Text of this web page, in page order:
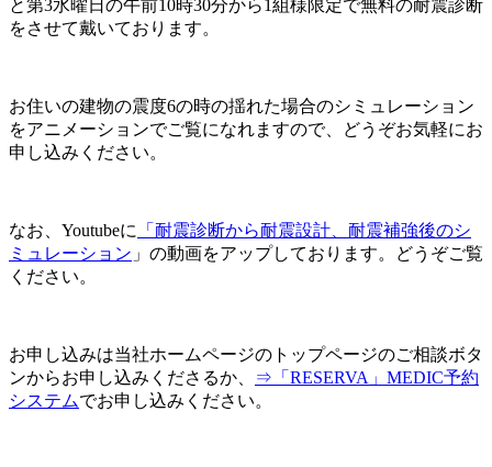
と第3水曜日の午前10時30分から1組様限定で無料の耐震診断
をさせて戴いております。
お住いの建物の震度6の時の揺れた場合のシミュレーション
をアニメーションでご覧になれますので、どうぞお気軽にお
申し込みください。
なお、Youtubeに 「耐震診断から耐震設計、耐震補強後のシ
ミュレーション 」の動画をアップしております。どうぞご覧
ください。
お申し込みは当社ホームページのトップページのご相談ボタ
ンからお申し込みくださるか、
⇒「RESERVA」MEDIC予約
システムでお申し込みください。